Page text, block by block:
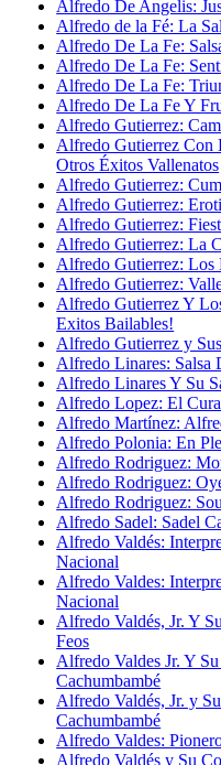
Alfredo De Angelis:
Alfredo de la Fé: La
Alfredo De La Fe:
Alfredo De La Fe:
Alfredo De La Fe:
Alfredo De La Fe Y
Alfredo Gutierrez:
Alfredo Gutierrez Con
Otros Éxitos Vallenatos
Alfredo Gutierrez:
Alfredo Gutierrez:
Alfredo Gutierrez:
Alfredo Gutierrez: La
Alfredo Gutierrez: Los
Alfredo Gutierrez:
Alfredo Gutierrez Y
Exitos Bailables!
Alfredo Gutierrez y
Alfredo Linares: Salsa
Alfredo Linares Y Su
Alfredo Lopez: El
Alfredo Martínez:
Alfredo Polonia: En
Alfredo Rodriguez:
Alfredo Rodriguez:
Alfredo Rodriguez:
Alfredo Sadel: Sadel
Alfredo Valdés:
Nacional
Alfredo Valdes:
Nacional
Alfredo Valdés, Jr. Y
Feos
Alfredo Valdes Jr. Y
Cachumbambé
Alfredo Valdés, Jr. y
Cachumbambé
Alfredo Valdes:
Alfredo Valdés y Su